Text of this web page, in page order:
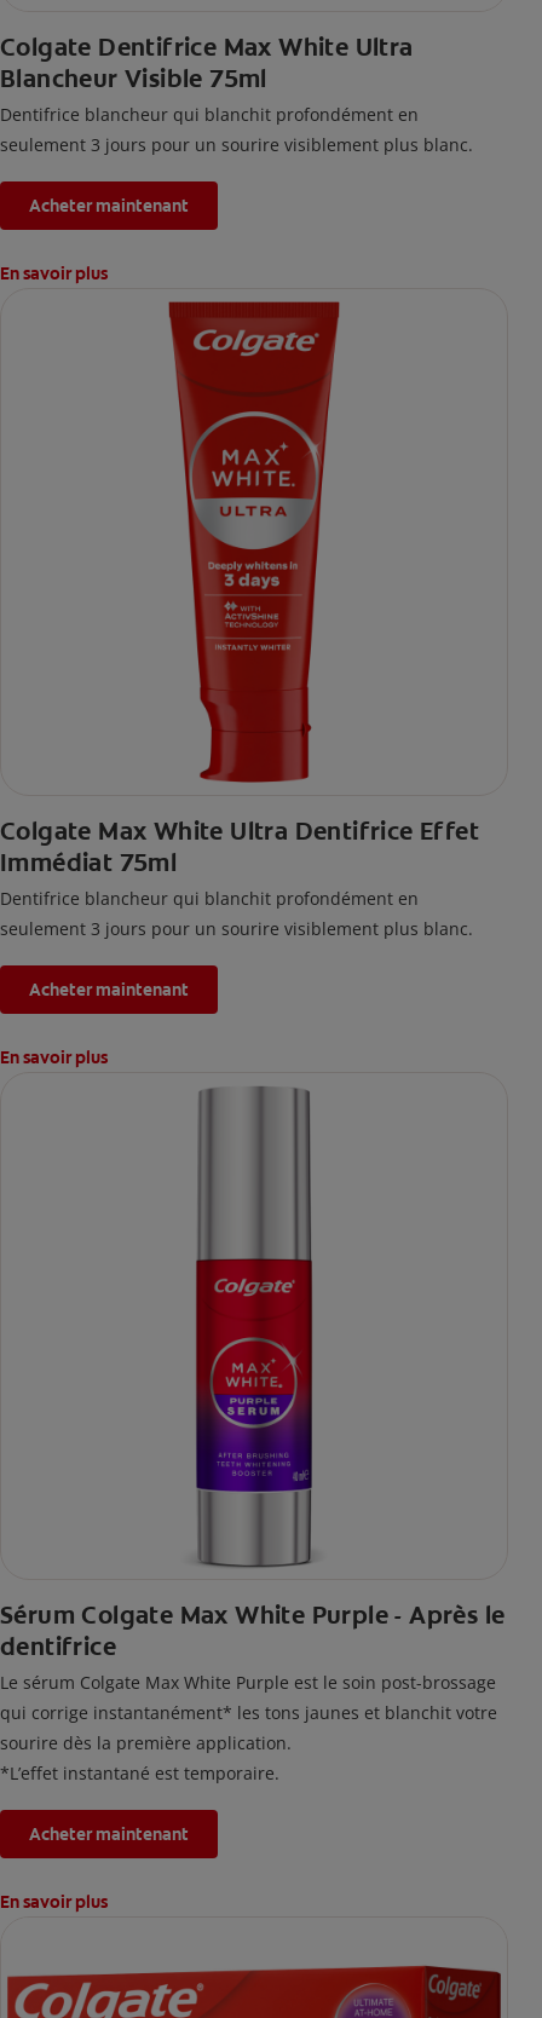
Colgate Dentifrice Max White Ultra
Blancheur Visible 75ml
Dentifrice blancheur qui blanchit profondément en
seulement 3 jours pour un sourire visiblement plus blanc.
Acheter maintenant
En savoir plus
Colgate Max White Ultra Dentifrice Effet
Immédiat 75ml
Dentifrice blancheur qui blanchit profondément en
seulement 3 jours pour un sourire visiblement plus blanc.
Acheter maintenant
En savoir plus
Sérum Colgate Max White Purple - Après le
dentifrice
Le sérum Colgate Max White Purple est le soin post-brossage
qui corrige instantanément* les tons jaunes et blanchit votre
sourire dès la première application.
*L’effet instantané est temporaire.
Acheter maintenant
En savoir plus